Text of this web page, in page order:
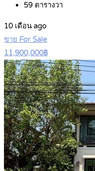
59 ตารางวา
10 เดือน ago
ขาย For Sale
11,900,000฿